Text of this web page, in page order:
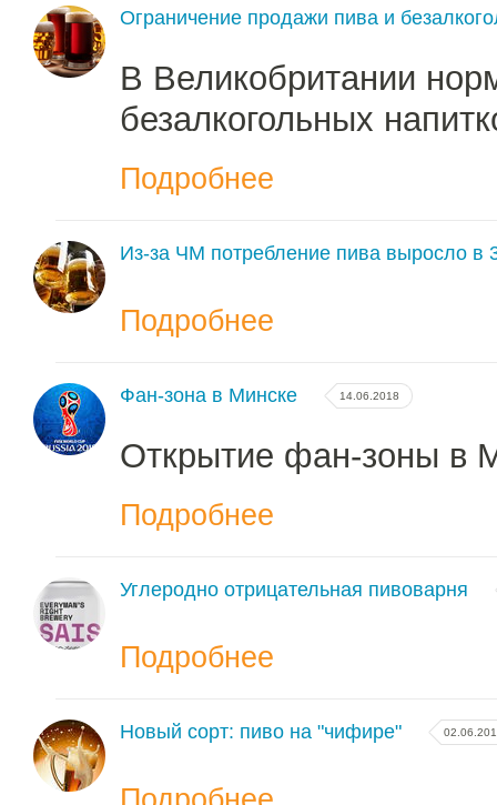
Ограничение продажи пива и
В Великобритании
безалкогольных
Подробнее
Из-за ЧМ потребление пива выросло в
Подробнее
Фан-зона в Минске 14.06.2018
Открытие фан-зоны в
Подробнее
Углеродно отрицательная пивоварня
Подробнее
Новый сорт: пиво на "чифире"